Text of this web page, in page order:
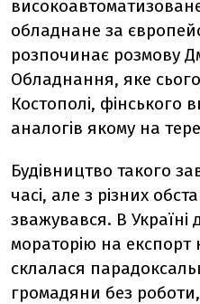
обладнане за
розпочинає розмову
Обладнання, яке
Костополі, фінського
аналогів якому на
Будівництво такого
часі, але з різних
зважувався. В Україні
мораторію на експорт
склалася
громадяни без